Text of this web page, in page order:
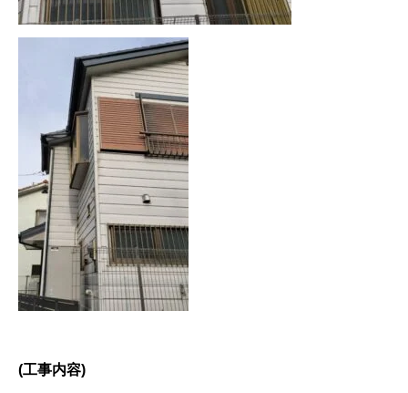
(工事内容)